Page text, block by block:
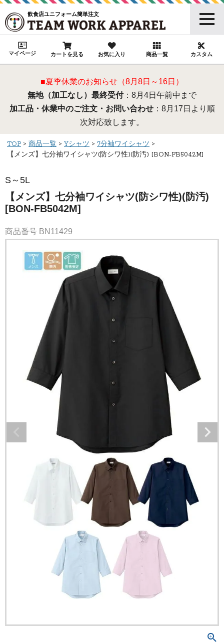
飲食店ユニフォーム簡単注文
マイページ カートを見る お気に入り 商品一覧 カスタム
■夏季休業のお知らせ（8月8日～16日）
無地（加工なし）最終受付：8月4日午前中まで
加工品・休業中のご注文・お問い合わせ：8月17日より順
次対応致します。
TOP 商品一覧 Yシャツ
7分袖ワイシャツ
【メンズ】七分袖ワイシャツ(防シワ性)(防汚) [BON-FB5042M]
S～5L
【メンズ】七分袖ワイシャツ(防シワ性)(防汚)
[BON-FB5042M]
商品番号 BN11429